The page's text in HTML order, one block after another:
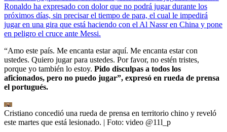
Ronaldo ha expresado con dolor que no podrá jugar durante los
próximos días, sin precisar el tiempo de para, el cual le impedirá
jugar en una gira que está haciendo con el Al Nassr en China y pone
en peligro el cruce ante Messi.
“Amo este país. Me encanta estar aquí. Me encanta estar con
ustedes. Quiero jugar para ustedes. Por favor, no estén tristes,
porque yo también lo estoy. Pido disculpas a todos los
aficionados, pero no puedo jugar”, expresó en rueda de prensa
el portugués.
Cristiano concedió una rueda de prensa en territorio chino y reveló
este martes que está lesionado. | Foto: video @11l_p